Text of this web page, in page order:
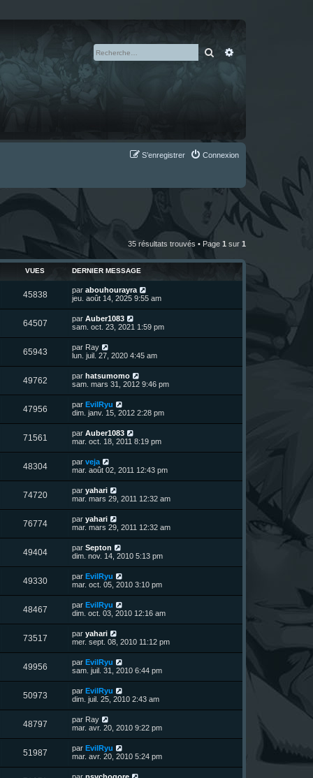
Rechercher
Connexion
S’enregistrer
35 résultats trouvés • Page 1 sur 1
VUES DERNIER MESSAGE
45838V
u
s
D
e
i
e
r
m
e
s
s
a
g
e
par abouhourayra
jeu. août 14, 2025 9:55 am
64507V
u
s
D
e
i
e
r
m
e
s
s
a
g
e
par Auber1083
sam. oct. 23, 2021 1:59 pm
65943V
u
s
D
e
i
e
r
m
e
s
s
a
g
e
par Ray
lun. juil. 27, 2020 4:45 am
49762V
u
D
e
i
e
r
m
e
s
s
a
g
e
par hatsumomo
sam. mars 31, 2012 9:46 pm
47956V
u
s
D
e
i
e
r
m
e
s
s
a
g
e
par EvilRyu
dim. janv. 15, 2012 2:28 pm
71561
u
s
D
e
i
e
r
m
e
s
s
a
g
e
par Auber1083
mar. oct. 18, 2011 8:19 pm
48304V
u
s
D
e
i
e
r
m
e
s
s
a
g
e
par veja
mar. août 02, 2011 12:43 pm
74720V
u
s
D
e
i
e
r
m
e
s
s
a
g
e
par yahari
mar. mars 29, 2011 12:32 am
76774V
u
s
D
e
i
e
r
m
e
s
s
a
g
e
par yahari
mar. mars 29, 2011 12:32 am
49404V
u
s
D
e
i
e
r
m
e
s
s
a
g
e
par Septon
dim. nov. 14, 2010 5:13 pm
49330V
u
s
D
e
i
e
r
m
e
s
s
a
g
e
par EvilRyu
mar. oct. 05, 2010 3:10 pm
48467V
u
s
D
e
i
e
r
m
e
s
s
a
g
e
par EvilRyu
dim. oct. 03, 2010 12:16 am
73517V
u
s
D
e
i
e
r
m
e
s
s
a
g
e
par yahari
mer. sept. 08, 2010 11:12 pm
49956V
u
s
D
e
i
e
r
m
e
s
s
a
g
e
par EvilRyu
sam. juil. 31, 2010 6:44 pm
50973V
u
s
D
e
i
e
r
m
e
s
s
par EvilRyu
dim. juil. 25, 2010 2:43 am
48797V
u
D
e
i
e
r
par Ray
mar. avr. 20, 2010 9:22 pm
51987V
u
D
e
par EvilRyu
mar. avr. 20, 2010 5:24 pm
D
par psychogore